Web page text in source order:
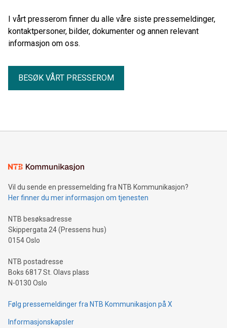
I vårt presserom finner du alle våre siste pressemeldinger,
kontaktpersoner, bilder, dokumenter og annen relevant
informasjon om oss.
BESØK VÅRT PRESSEROM
Vil du sende en pressemelding fra NTB Kommunikasjon?
Her finner du mer informasjon om tjenesten
NTB besøksadresse
Skippergata 24 (Pressens hus)
0154 Oslo
NTB postadresse
Boks 6817 St. Olavs plass
N-0130 Oslo
Følg pressemeldinger fra NTB Kommunikasjon på X
Informasjonskapsler